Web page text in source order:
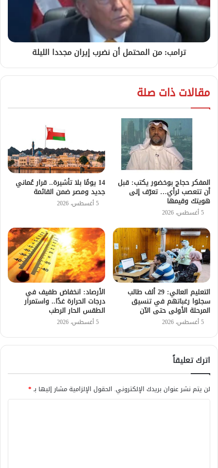
ترامب: من المحتمل أن نضرب إيران مجددا الليلة
مقالات ذات صلة
المفكر حجاج بوخضور يكتب: قبل
أن تتعصب لرأي… تعرّف إلى
هويتك وقيمها
5 أغسطس، 2026
14 يومًا بلا تأشيرة.. قرار عُماني
جديد ومصر ضمن القائمة
5 أغسطس، 2026
التعليم العالي: 29 ألف طالب
سجلوا رغباتهم في تنسيق
المرحلة الأولى حتى الآن
5 أغسطس، 2026
الأرصاد: انخفاض طفيف في
درجات الحرارة غدًا.. واستمرار
الطقس الحار الرطب
5 أغسطس، 2026
اترك تعليقاً
لن يتم نشر عنوان بريدك الإلكتروني. الحقول الإلزامية مشار إليها بـ*